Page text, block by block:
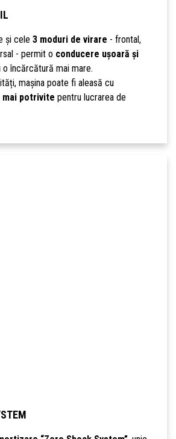
și cele 3 moduri de virare - frontal,
- permit o conducere ușoară și
o încărcătură mai mare.
mașina poate fi aleasă cu
mai potrivite pentru lucrarea de